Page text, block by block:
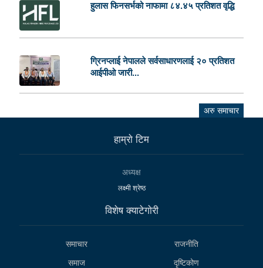
हुलास फिनसर्भको नाफामा ८४.४५ प्रतिशत वृद्धि
ग्रिनप्लाई नेपालले सर्वसाधारणलाई २० प्रतिशत
आईपीओ जारी...
अरु समाचार
हाम्राे टिम
अध्यक्ष
लक्ष्मी श्रेष्ठ
विशेष क्याटेगाेरी
समाचार
राजनीति
समाज
दृष्टिकोण